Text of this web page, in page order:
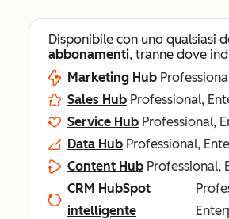
Disponibile con uno qualsiasi
abbonamenti, tranne dove
Marketing Hub
Sales Hub Professional,
Service Hub Professional,
Data Hub Professional,
Content Hub Professional,
CRM HubSpot
intelligente